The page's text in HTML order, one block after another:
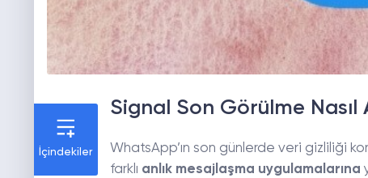
İçindekiler
Signal Son Görülme Nasıl
WhatsApp’ın son günlerde veri gizliliği
farklı anlık mesajlaşma uygulamalarına